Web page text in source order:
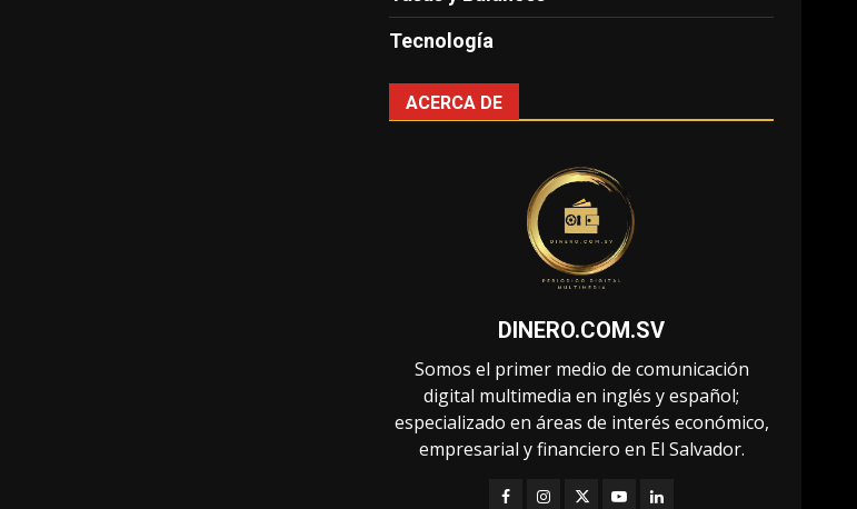
Tecnología
ACERCA DE
DINERO.COM.SV
Somos el primer medio de comunicación
digital multimedia en inglés y español;
especializado en áreas de interés económico,
empresarial y financiero en El Salvador.